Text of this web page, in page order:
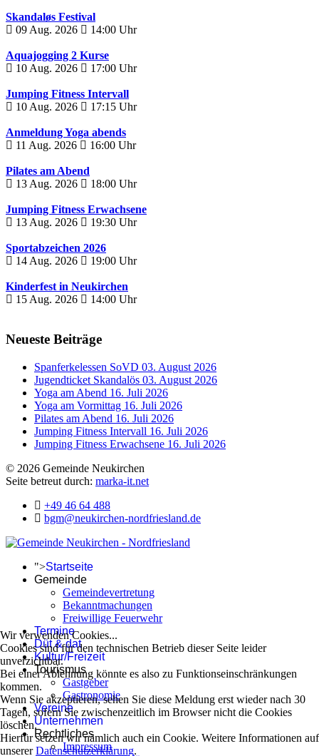
Skandaløs Festival
09 Aug. 2026
14:00 Uhr
Aquajogging 2 Kurse
10 Aug. 2026
17:00 Uhr
Jumping Fitness Intervall
10 Aug. 2026
17:15 Uhr
Anmeldung Yoga abends
11 Aug. 2026
16:00 Uhr
Pilates am Abend
13 Aug. 2026
18:00 Uhr
Jumping Fitness Erwachsene
13 Aug. 2026
19:30 Uhr
Sportabzeichen 2026
14 Aug. 2026
19:00 Uhr
Kinderfest in Neukirchen
15 Aug. 2026
14:00 Uhr
Neueste Beiträge
Spanferkelessen SoVD 03. August 2026
Jugendticket Skandalös 03. August 2026
Yoga am Abend 16. Juli 2026
Yoga am Vormittag 16. Juli 2026
Pilates am Abend 16. Juli 2026
Jumping Fitness Intervall 16. Juli 2026
Jumping Fitness Erwachsene 16. Juli 2026
© 2026 Gemeinde Neukirchen
Seite betreut durch: marka-it.net
+49 46 64 488
bgm@neukirchen-nordfriesland.de
">Startseite
Gemeinde
Gemeindevertretung
Bekanntmachungen
Freiwillige Feuerwehr
Termine
Düt & dat
Kultur/Freizeit
Tourismus
Gastgeber
Gastronomie
Vereine
Unternehmen
Rechtliches
Impressum
Wir verwenden Cookies...
Cookies sind für den technischen Betrieb dieser Seite leider
unverzichtbar.
Bei einer Ablehnung könnte es also zu Funktionseinschränkungen
kommen.
Wenn Sie akzeptieren, sehen Sie diese Meldung erst wieder nach 30
Tagen, sofern Sie zwischenzeitlich im Browser nicht die Cookies
löschen.
Hierfür setzen wir nämlich auch ein Cookie. Weitere Informationen auf
unsererDatenschutzerklärung.